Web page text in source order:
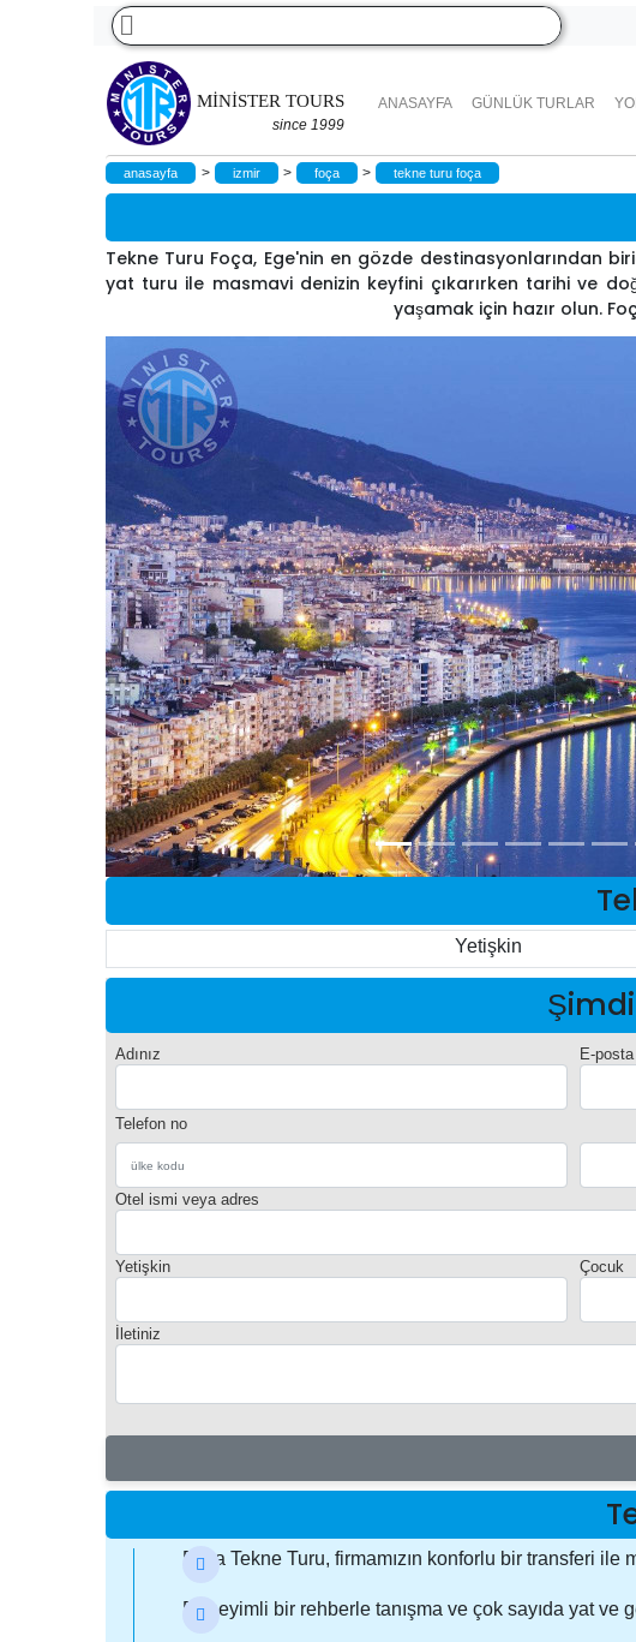
MINISTER TOURS
since 1999
ANASAYFA GÜNLÜK TURLAR
anasayfa > i̇zmir > foça > tekne turu foça
Tekne Turu Foça, Ege'nin en gözde destinasyonlarından
yat turu ile masmavi denizin keyfini çıkarırken tarihi ve
yaşamak için hazır olun.
Yetişkin
Adınız E-posta
Telefon no
Otel ismi veya adres
Yetişkin Çocuk
İletiniz
Foça Tekne Turu, firmamızın konforlu bir transferi ile
Deneyimli bir rehberle tanışma ve çok sayıda yat ve